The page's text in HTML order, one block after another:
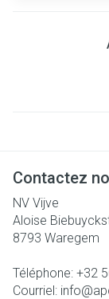
Contactez
NV Vijve
Aloise
8793 Waregem
Téléphone: +32
Courriel: info@